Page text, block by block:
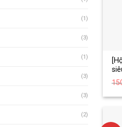
(1)
(3)
(1)
(3)
(3)
(2)